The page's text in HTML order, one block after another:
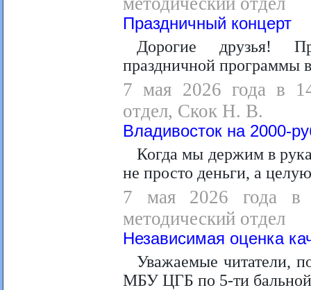
Праздничный концерт
Дорогие друзья!
праздничной программы
7 мая 2026 года в
отдел, Скок Н. В.
Владивосток на 2000-
Когда мы держим в
не просто деньги, а
7 мая 2026 года в
методический отдел
Независимая оценка
Уважаемые читатели,
МБУ ЦГБ по 5-ти